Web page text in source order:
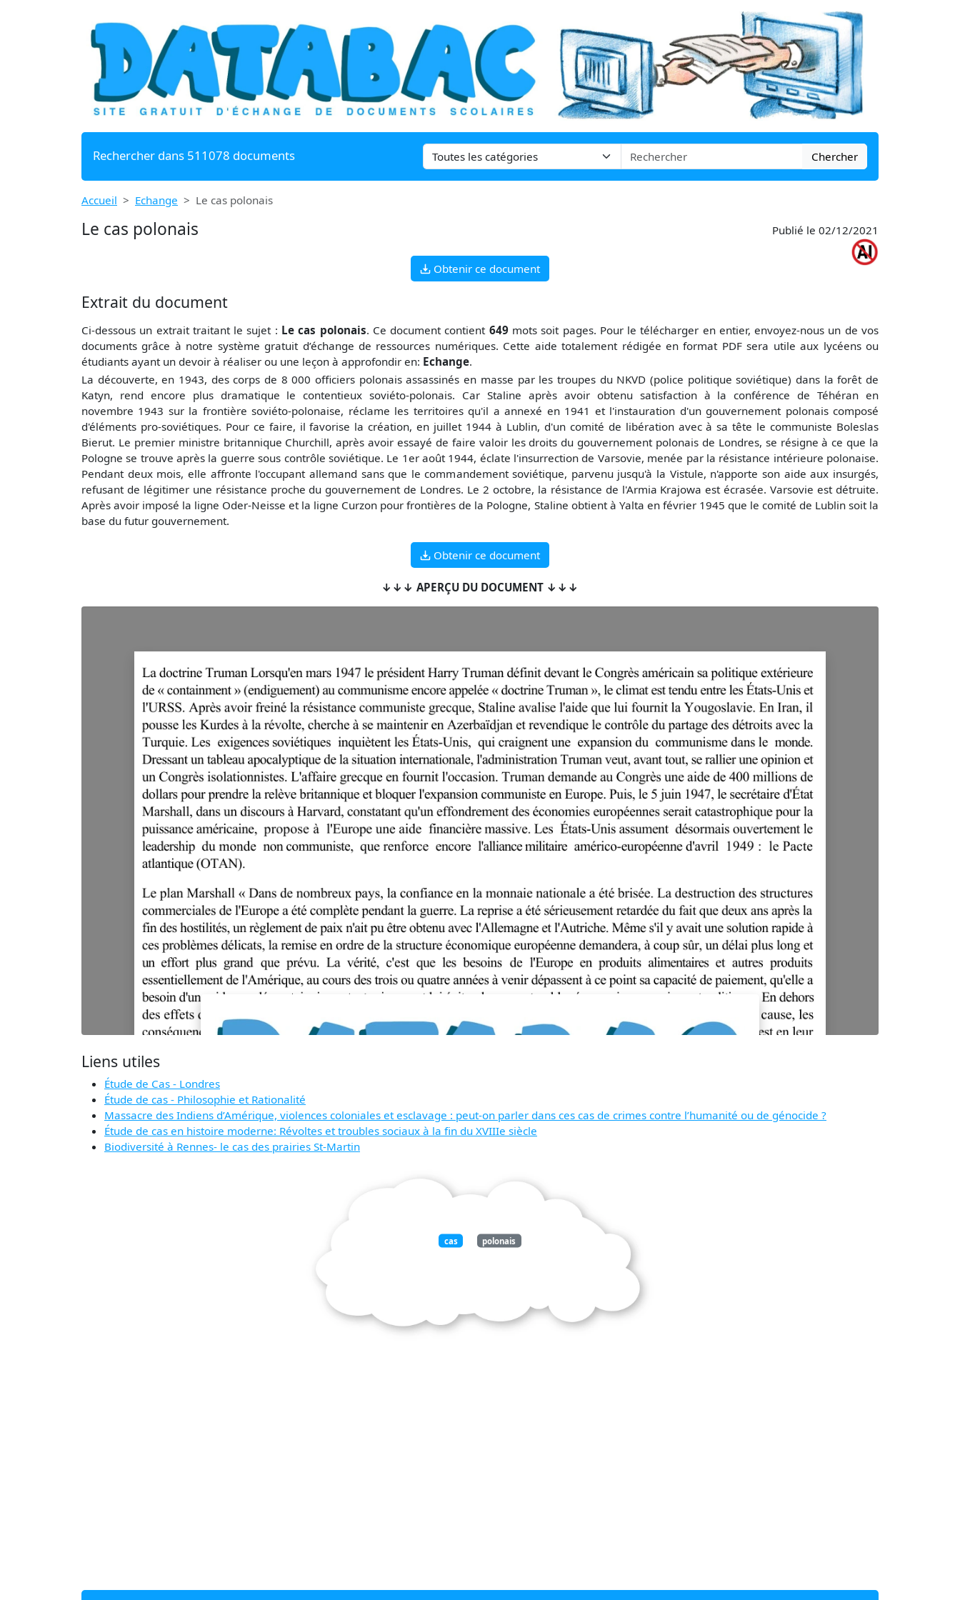
Rechercher dans 511078 documents Chercher
Accueil Echange Le cas polonais
Le cas polonais Publié le 02/12/2021
Obtenir ce document
Extrait du document
Ci-dessous un extrait traitant le sujet : Le cas polonais. Ce document contient 649mots soit pages. Pour le télécharger en entier, envoyez-nous un de vos
documents grâce à notre système gratuit d’échange de ressources numériques. Cette aide totalement rédigée en format PDF sera utile aux lycéens ou
étudiants ayant un devoir à réaliser ou une leçon à approfondir en: Echange.
La découverte, en 1943, des corps de 8 000 officiers polonais assassinés en masse par les troupes du NKVD (police politique soviétique) dans la forêt de
Katyn, rend encore plus dramatique le contentieux soviéto-polonais. Car Staline après avoir obtenu satisfaction à la conférence de Téhéran en
novembre 1943 sur la frontière soviéto-polonaise, réclame les territoires qu'il a annexé en 1941 et l'instauration d'un gouvernement polonais composé
d'éléments pro-soviétiques. Pour ce faire, il favorise la création, en juillet 1944 à Lublin, d'un comité de libération avec à sa tête le communiste Boleslas
Bierut. Le premier ministre britannique Churchill, après avoir essayé de faire valoir les droits du gouvernement polonais de Londres, se résigne à ce que la
Pologne se trouve après la guerre sous contrôle soviétique. Le 1er août 1944, éclate l'insurrection de Varsovie, menée par la résistance intérieure polonaise.
Pendant deux mois, elle affronte l'occupant allemand sans que le commandement soviétique, parvenu jusqu'à la Vistule, n'apporte son aide aux insurgés,
refusant de légitimer une résistance proche du gouvernement de Londres. Le 2 octobre, la résistance de l'Armia Krajowa est écrasée. Varsovie est détruite.
Après avoir imposé la ligne Oder-Neisse et la ligne Curzon pour frontières de la Pologne, Staline obtient à Yalta en février 1945 que le comité de Lublin soit la
base du futur gouvernement.
Obtenir ce document
↓↓↓ APERÇU DU DOCUMENT ↓↓↓
Liens utiles
Étude de Cas - Londres
Étude de cas - Philosophie et Rationalité
Massacre des Indiens d’Amérique, violences coloniales et esclavage : peut-on parler dans ces cas de crimes contre l’humanité ou de génocide ?
Étude de cas en histoire moderne: Révoltes et troubles sociaux à la fin du XVIIIe siècle
Biodiversité à Rennes- le cas des prairies St-Martin
cas polonais